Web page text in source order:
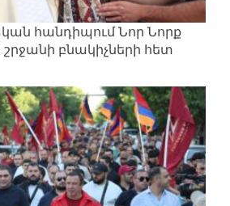
հանդիպում Նոր Նորք
բնակիչների հետ